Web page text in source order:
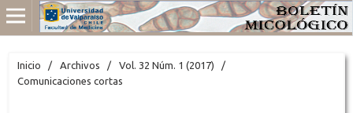
Inicio / Archivos / Vol. 32 Núm. 1 (2017)
/
Comunicaciones cortas